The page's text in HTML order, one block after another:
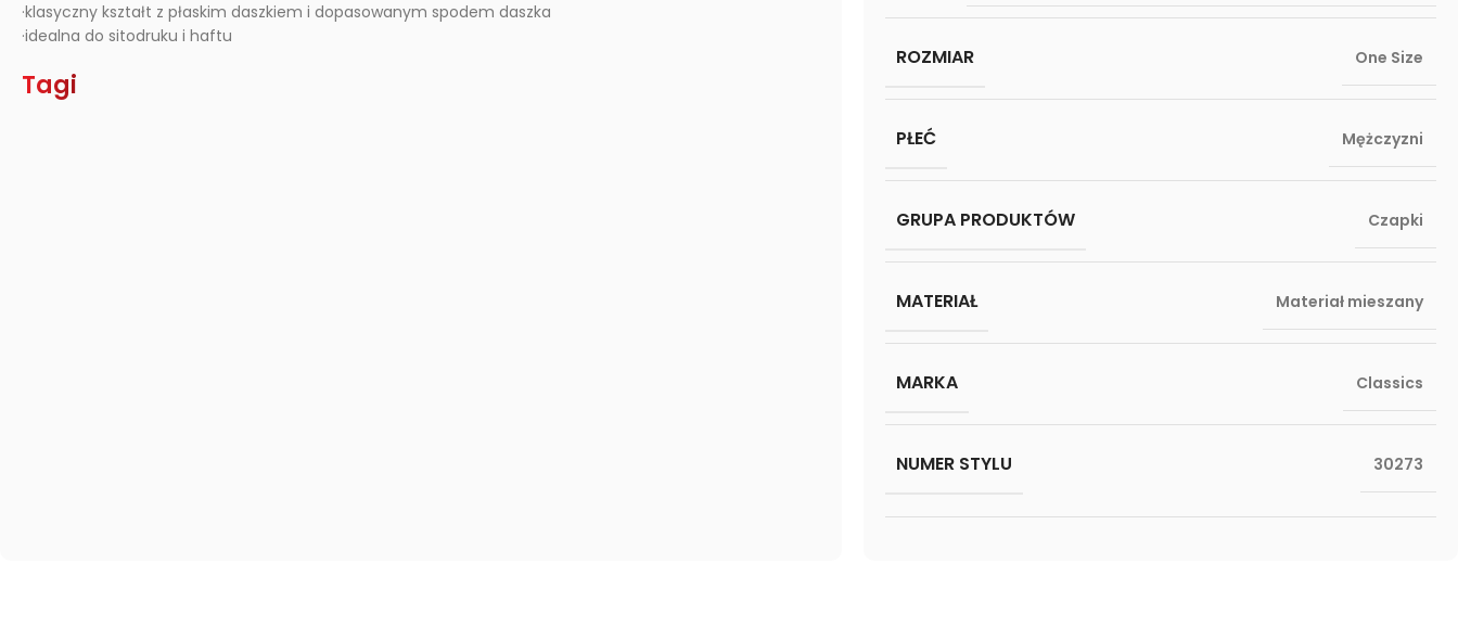
·klasyczny kształt z płaskim daszkiem i dopasowanym spodem daszka
·idealna do sitodruku i haftu
Tagi
ROZMIAR One Size
PŁEĆ Mężczyzni
GRUPA PRODUKTÓW Czapki
MATERIAŁ Materiał mieszany
MARKA Classics
NUMER STYLU 30273